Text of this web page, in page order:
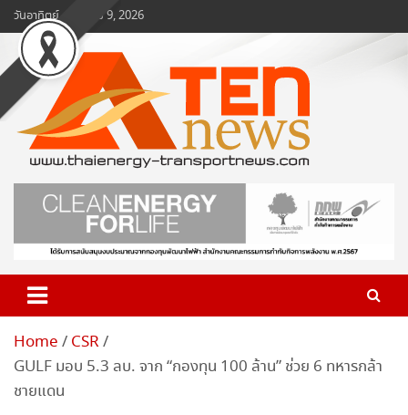
Skip
to
content
วันอาทิตย์, สิงหาคม 9, 2026
www.ten-news.com
ข่าวพลังงานและคมนาคม
Home
CSR
GULF มอบ 5.3 ลบ. จาก “กองทุน 100 ล้าน” ช่วย 6 ทหารกล้า
ชายแดน